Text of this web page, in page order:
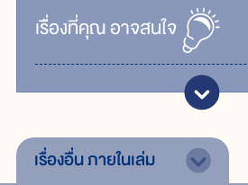
เรื่ิองที่คุณอาจสนใจ
เรื่องอื่นภายในเล่ม